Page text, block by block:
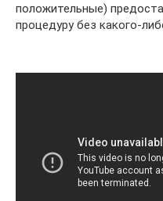
положительные)
процедуру без какого-